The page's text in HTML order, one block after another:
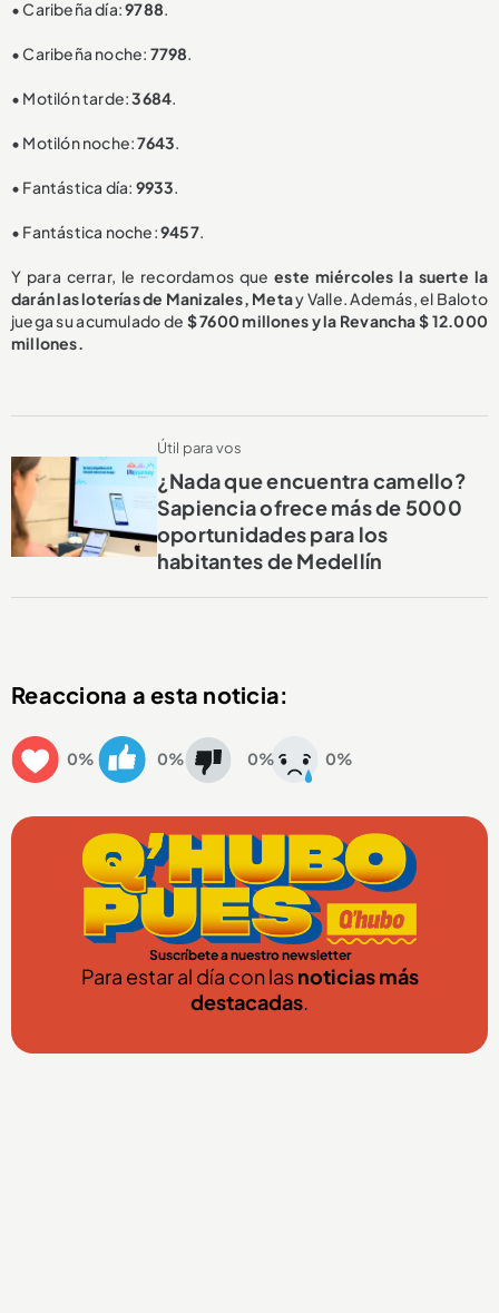
• Caribeña día:9788.
• Caribeña noche: 7798.
• Motilón tarde:3684.
• Motilón noche:7643.
• Fantástica día: 9933.
• Fantástica noche:9457.
Y para cerrar, le recordamos que este miércoles la suerte la
darán las loterías de Manizales, Metay Valle. Además, el Baloto
juega su acumulado de $ 7600 millones y la Revancha $ 12.000
millones.
Útil para vos
¿Nada que encuentra camello?
Sapiencia ofrece más de 5000
oportunidades para los
habitantes de Medellín
Reacciona a esta noticia:
0% 0% 0% 0%
Suscríbete a nuestro newsletter
Para estar al día con lasnoticias más
destacadas.